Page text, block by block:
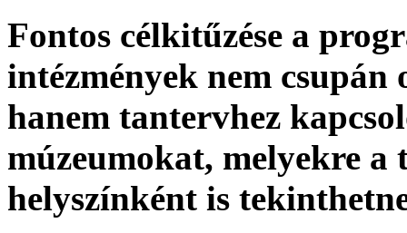
Fontos célkitűzése a
intézmények nem
hanem tantervhez
múzeumokat, melyekre a
helyszínként is